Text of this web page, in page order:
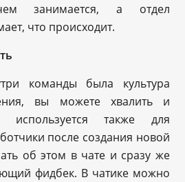
занимается, а отдел
что происходит.
команды была культура
вы можете хвалить и
используется также для
после создания новой
об этом в чате и сразу же
фидбек. В чатике можно